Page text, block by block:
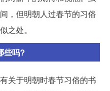
，但明朝人过春节的习俗
之处。
些吗?
关于明朝时春节习俗的书